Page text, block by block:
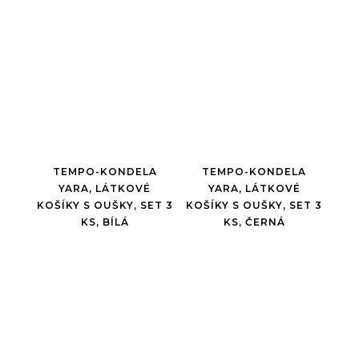
TEMPO-KONDELA
YARA, LÁTKOVÉ
KOŠÍKY S OUŠKY, SET 3
KS, BÍLÁ
TEMPO-KONDELA
YARA, LÁTKOVÉ
KOŠÍKY S OUŠKY, SET 3
KS, ČERNÁ